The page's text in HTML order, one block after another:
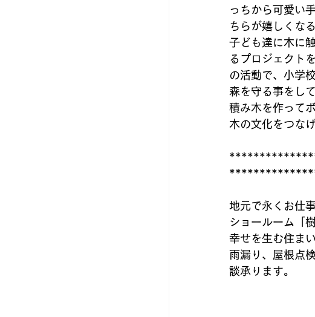
っちから可愛い
ちらが嬉しくな
子ども達に木に
るプロジェクト
の活動で、小学
森を守る事をし
積み木を作って
木の文化をつな
地元で永くお仕
ショールーム「
幸せを生む住ま
雨漏り、屋根点
談承ります。